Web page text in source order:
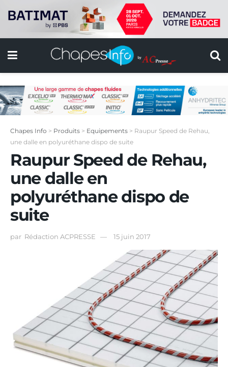
Chapes Info > Produits > Equipements > Raupur Speed de Rehau,
une dalle en polyuréthane dispo de suite
Raupur Speed de Rehau,
une dalle en
polyuréthane dispo de
suite
par Rédaction ACPRESSE 15 juin 2017